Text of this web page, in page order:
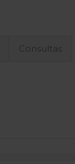
Consultas